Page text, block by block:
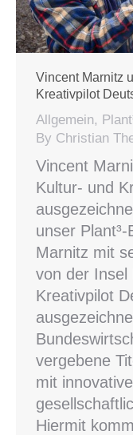
Vincent Marnitz
Kreativpilot
Allgemein,
By Christian
Vincent
Kultur- und
unser
Marnitz mit
von der Insel
Kreativpilot
vergebene
mit
Hiermit